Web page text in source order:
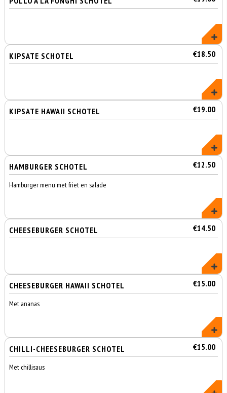
KIPSATE SCHOTEL €18.50
KIPSATE HAWAII SCHOTEL €19.00
HAMBURGER SCHOTEL €12.50
Hamburger menu met friet en salade
CHEESEBURGER SCHOTEL €14.50
CHEESEBURGER HAWAII SCHOTEL €15.00
Met ananas
CHILLI-CHEESEBURGER SCHOTEL €15.00
Met chillisaus